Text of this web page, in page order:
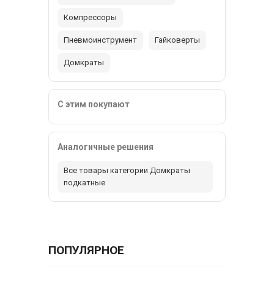
Компрессоры
Пневмоинструмент Гайковерты
Домкраты
С этим покупают
Аналогичные решения
Все товары категории Домкраты
подкатные
ПОПУЛЯРНОЕ